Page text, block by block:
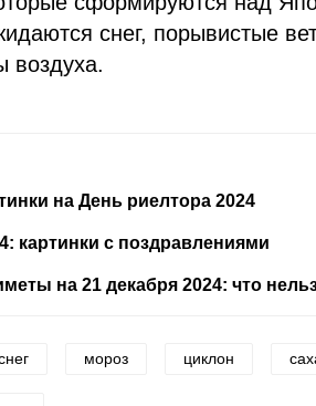
снег, порывистые
воздуха.
на День риелтора 2024
картинки с поздравлениями
на 21 декабря 2024: что
мороз циклон